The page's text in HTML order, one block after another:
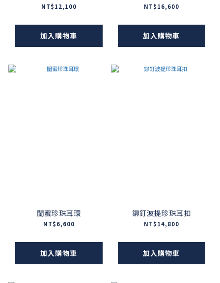
NT$12,100
加入購物車
NT$16,600
加入購物車
閨蜜珍珠耳環
NT$6,600
加入購物車
鉚釘波提珍珠耳扣
NT$14,800
加入購物車